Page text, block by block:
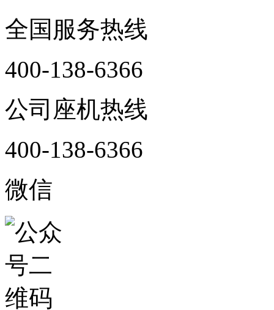
全国服务热线
400-138-6366
公司座机热线
400-138-6366
微信